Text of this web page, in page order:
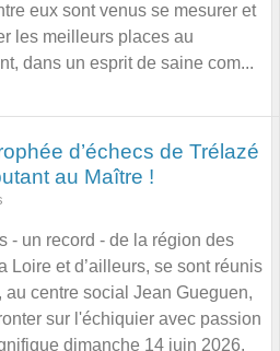
eux sont venus se mesurer et
les meilleurs places au
dans un esprit de saine com...
d’échecs de Trélazé
au Maître !
- un record - de la région des
Loire et d’ailleurs, se sont réunis
au centre social Jean Gueguen,
sur l'échiquier avec passion
dimanche 14 juin 2026.